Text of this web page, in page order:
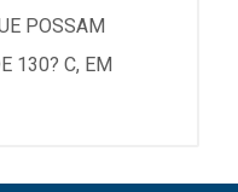
POSSAM
130? C, EM